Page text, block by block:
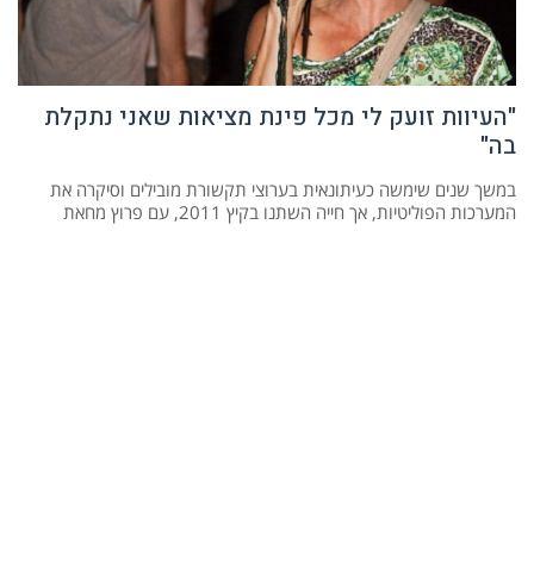
"העיוות זועק לי מכל פינת מציאות שאני נתקלת
בה"
במשך שנים שימשה כעיתונאית בערוצי תקשורת מובילים וסיקרה את
המערכות הפוליטיות, אך חייה השתנו בקיץ 2011, עם פרוץ מחאת